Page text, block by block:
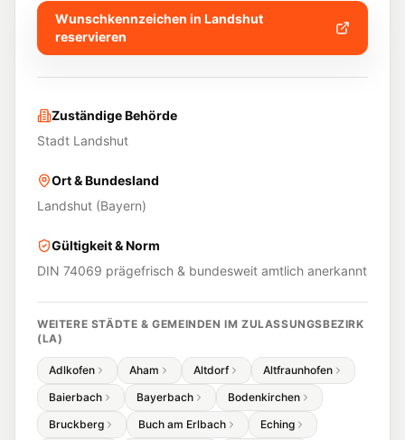
Wunschkennzeichen in Landshut
reservieren
Zuständige Behörde
Stadt Landshut
Ort & Bundesland
Landshut (Bayern)
Gültigkeit & Norm
DIN 74069 prägefrisch & bundesweit amtlich anerkannt
WEITERE STÄDTE & GEMEINDEN IM ZULASSUNGSBEZIRK
(LA)
Adlkofen Aham Altdorf
Altfraunhofen
Baierbach
Bayerbach
Bodenkirchen
Bruckberg
Buch am Erlbach Eching